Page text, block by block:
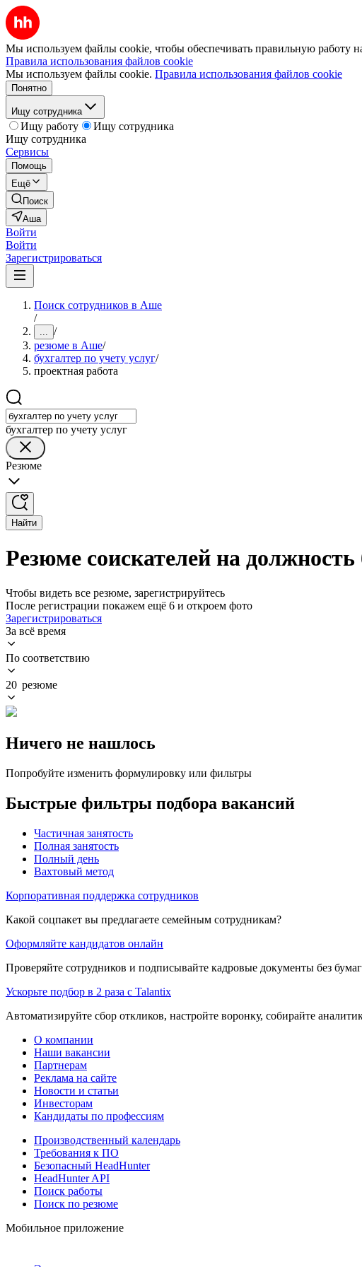
Мы используем файлы cookie, чтобы обеспечивать правильную работу
Правила использования файлов cookie
Мы используем файлы cookie. Правила использования файлов cookie
Понятно
Ищу сотрудника
Ищу работу
Ищу сотрудника
Ищу сотрудника
Сервисы
Помощь
Ещё
Поиск
Аша
Войти
Войти
Зарегистрироваться
Поиск сотрудников в Аше
/
... /
резюме в Аше/
бухгалтер по учету услуг/
проектная работа
бухгалтер по учету услуг
Резюме
Найти
Резюме соискателей на
Чтобы видеть все резюме, зарегистрируйтесь
После регистрации покажем ещё 6 и откроем фото
Зарегистрироваться
За всё время
По соответствию
20 резюме
Ничего не нашлось
Попробуйте изменить формулировку или фильтры
Быстрые фильтры подбора вакансий
Частичная занятость
Полная занятость
Полный день
Вахтовый метод
Корпоративная поддержка сотрудников
Какой соцпакет вы предлагаете семейным сотрудникам?
Оформляйте кандидатов онлайн
Проверяйте сотрудников и подписывайте кадровые документы без
Ускорьте подбор в 2 раза с Talantix
Автоматизируйте сбор откликов, настройте воронку, собирайте
О компании
Наши вакансии
Партнерам
Реклама на сайте
Новости и статьи
Инвесторам
Кандидаты по профессиям
Производственный календарь
Требования к ПО
Безопасный HeadHunter
HeadHunter API
Поиск работы
Поиск по резюме
Мобильное приложение